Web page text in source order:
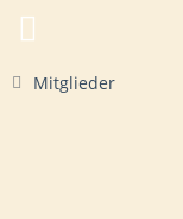
Mitglieder